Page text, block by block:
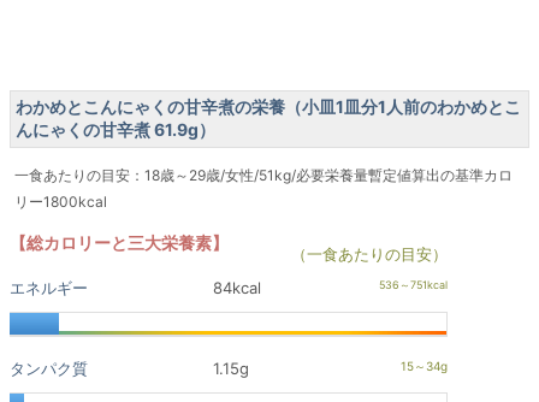
わかめとこんにゃくの甘辛煮の栄養（小皿1皿分1人前のわかめとこ
んにゃくの甘辛煮 61.9g）
一食あたりの目安：18歳～29歳/女性/51kg/必要栄養量暫定値算出の基準カロ
リー1800kcal
【総カロリーと三大栄養素】
（一食あたりの目安）
エネルギー
84kcal
タンパク質 1.15g